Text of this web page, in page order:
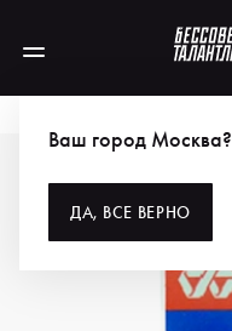
Ваш город Москва?
ДА, ВСЕ ВЕРНО